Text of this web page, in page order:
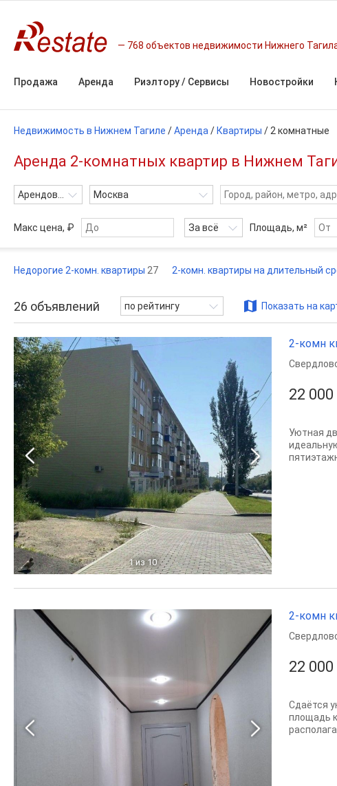
768 объектов недвижимости Нижнего
Продажа Аренда Риэлтору / Сервисы Новостройки
Недвижимость в Нижнем Тагиле /Аренда / Квартиры / 2 комнатные
Аренда 2-комнатных квартир в Нижнем
Арендовать Москва
Макс цена, ₽ За всё Площадь, м²
Недорогие 2-комн. квартиры 27 2-комн. квартиры на длительный
26 объявлений по рейтингу Показать на
1 из 10
2-комн
22
Уютная
2-комн
22
Сдаётся
площадь